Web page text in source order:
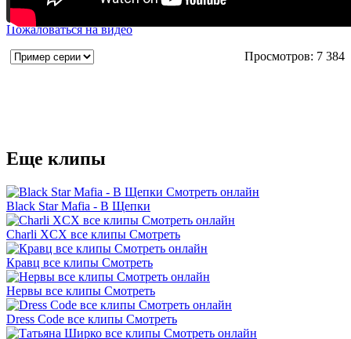
Пожаловаться на видео
Просмотров: 7 384
Еще клипы
Black Star Mafia - В Щепки
Charli XCX все клипы Смотреть
Кравц все клипы Смотреть
Нервы все клипы Смотреть
Dress Code все клипы Смотреть